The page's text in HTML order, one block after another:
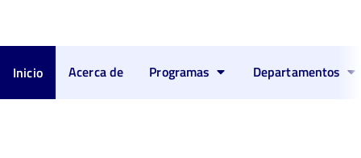
Inicio Acerca de Programas Departamentos